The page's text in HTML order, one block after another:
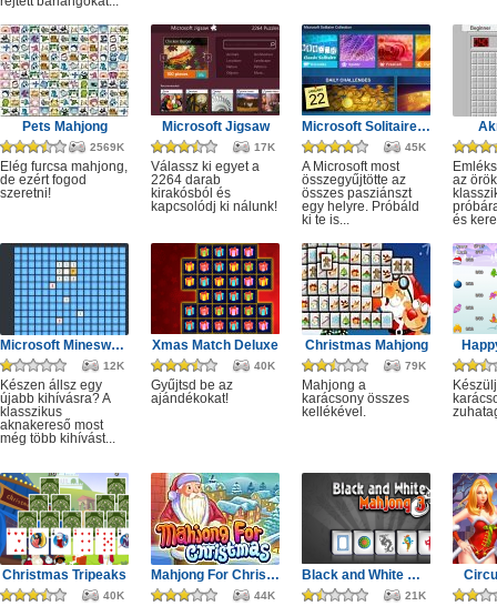
Pets Mahjong
2569K
Elég furcsa mahjong,
de ezért fogod
szeretni!
Microsoft Jigsaw
17K
Válassz ki egyet a
2264 darab
kirakósból és
kapcsolódj ki nálunk!
Microsoft Solitaire Collection
45K
A Microsoft most
összegyűjtötte az
összes pasziánszt
egy helyre. Próbáld
ki te is...
az örök
és
Microsoft Minesweeper
12K
Készen állsz egy
újabb kihívásra? A
klasszikus
aknakereső most
még több kihívást...
Xmas Match Deluxe
40K
Gyűjtsd be az
ajándékokat!
Christmas Mahjong
79K
Mahjong a
karácsony összes
kellékével.
Christmas Tripeaks
40K
Mahjong For Christmas
44K
Black and White Mahjong 3
21K